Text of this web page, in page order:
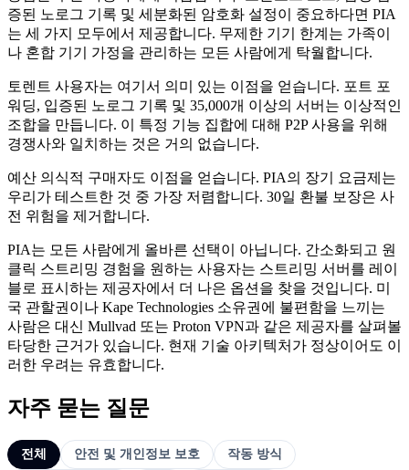
증된 노로그 기록 및 세분화된 암호화 설정이 중요하다면 PIA
는 세 가지 모두에서 제공합니다. 무제한 기기 한계는 가족이
나 혼합 기기 가정을 관리하는 모든 사람에게 탁월합니다.
토렌트 사용자는 여기서 의미 있는 이점을 얻습니다. 포트 포
워딩, 입증된 노로그 기록 및 35,000개 이상의 서버는 이상적인
조합을 만듭니다. 이 특정 기능 집합에 대해 P2P 사용을 위해
경쟁사와 일치하는 것은 거의 없습니다.
예산 의식적 구매자도 이점을 얻습니다. PIA의 장기 요금제는
우리가 테스트한 것 중 가장 저렴합니다. 30일 환불 보장은 사
전 위험을 제거합니다.
PIA는 모든 사람에게 올바른 선택이 아닙니다. 간소화되고 원
클릭 스트리밍 경험을 원하는 사용자는 스트리밍 서버를 레이
블로 표시하는 제공자에서 더 나은 옵션을 찾을 것입니다. 미
국 관할권이나 Kape Technologies 소유권에 불편함을 느끼는
사람은 대신 Mullvad 또는 Proton VPN과 같은 제공자를 살펴볼
타당한 근거가 있습니다. 현재 기술 아키텍처가 정상이어도 이
러한 우려는 유효합니다.
자주 묻는 질문
전체 안전 및 개인정보 보호
작동 방식